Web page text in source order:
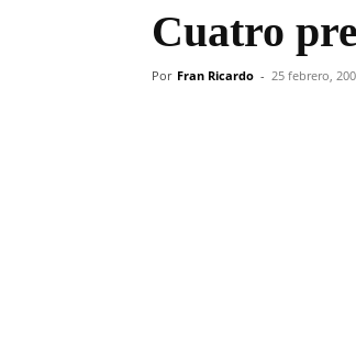
Cuatro
Por Fran Ricardo - 25 febrero,